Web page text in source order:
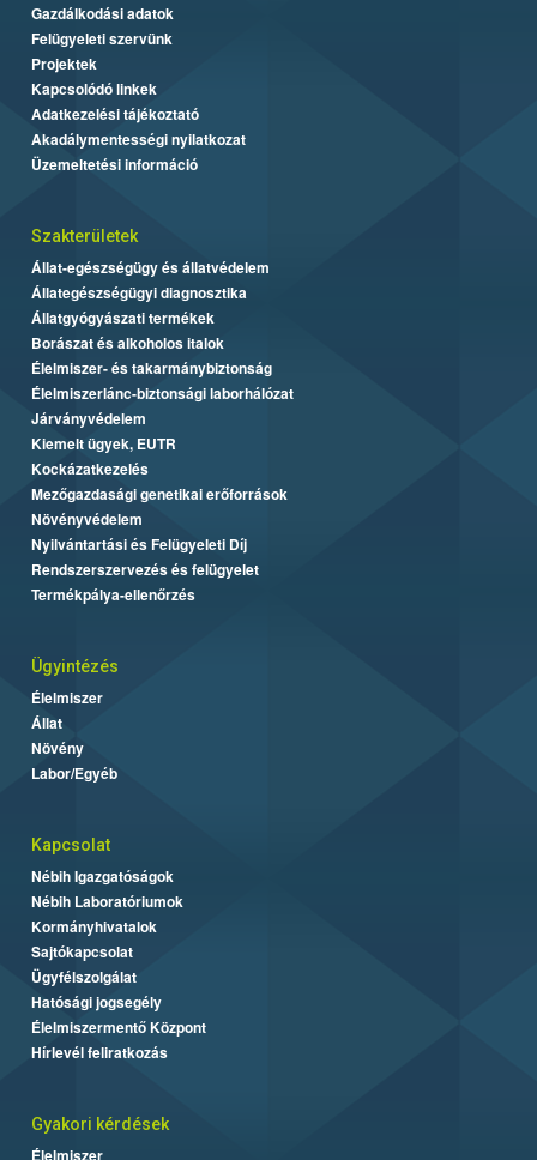
Gazdálkodási adatok
Felügyeleti szervünk
Projektek
Kapcsolódó linkek
Adatkezelési tájékoztató
Akadálymentességi nyilatkozat
Üzemeltetési információ
Szakterületek
Állat-egészségügy és állatvédelem
Állategészségügyi diagnosztika
Állatgyógyászati termékek
Borászat és alkoholos italok
Élelmiszer- és takarmánybiztonság
Élelmiszerlánc-biztonsági laborhálózat
Járványvédelem
Kiemelt ügyek, EUTR
Kockázatkezelés
Mezőgazdasági genetikai erőforrások
Növényvédelem
Nyilvántartási és Felügyeleti Díj
Rendszerszervezés és felügyelet
Termékpálya-ellenőrzés
Ügyintézés
Élelmiszer
Állat
Növény
Labor/Egyéb
Kapcsolat
Nébih Igazgatóságok
Nébih Laboratóriumok
Kormányhivatalok
Sajtókapcsolat
Ügyfélszolgálat
Hatósági jogsegély
Élelmiszermentő Központ
Hírlevél feliratkozás
Gyakori kérdések
Élelmiszer